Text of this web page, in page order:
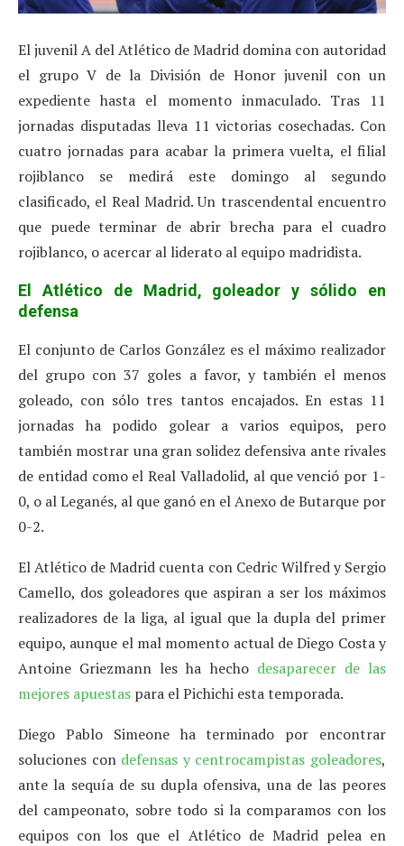
El juvenil A del Atlético de Madrid domina con autoridad
el grupo V de la División de Honor juvenil con un
expediente hasta el momento inmaculado. Tras 11
jornadas disputadas lleva 11 victorias cosechadas. Con
cuatro jornadas para acabar la primera vuelta, el filial
rojiblanco se medirá este domingo al segundo
clasificado, el Real Madrid. Un trascendental encuentro
que puede terminar de abrir brecha para el cuadro
rojiblanco, o acercar al liderato al equipo madridista.
El Atlético de Madrid, goleador y sólido en
defensa
El conjunto de Carlos González es el máximo realizador
del grupo con 37 goles a favor, y también el menos
goleado, con sólo tres tantos encajados. En estas 11
jornadas ha podido golear a varios equipos, pero
también mostrar una gran solidez defensiva ante rivales
de entidad como el Real Valladolid, al que venció por 1-
0, o al Leganés, al que ganó en el Anexo de Butarque por
0-2.
El Atlético de Madrid cuenta con Cedric Wilfred y Sergio
Camello, dos goleadores que aspiran a ser los máximos
realizadores de la liga, al igual que la dupla del primer
equipo, aunque el mal momento actual de Diego Costa y
Antoine Griezmann les ha hecho desaparecer de las
mejores apuestas para el Pichichi esta temporada.
Diego Pablo Simeone ha terminado por encontrar
soluciones con defensas y centrocampistas goleadores,
ante la sequía de su dupla ofensiva, una de las peores
del campeonato, sobre todo si la comparamos con los
equipos con los que el Atlético de Madrid pelea en